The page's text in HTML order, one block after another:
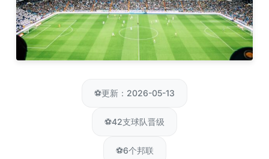
⚽更新：2026-05-13
⚽42支球队晋级
⚽6个邦联